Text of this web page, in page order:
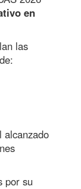
en
las
alcanzado
por su